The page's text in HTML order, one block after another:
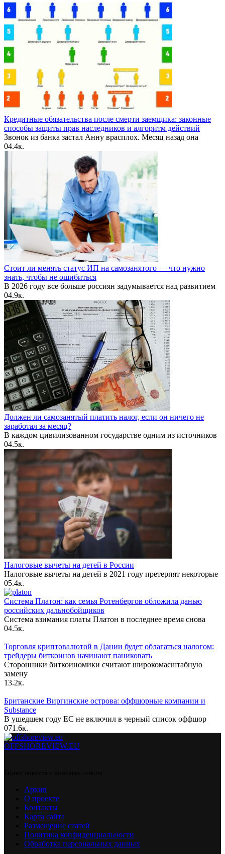
Кредитные обязательства после смерти заемщика: законные
способы защиты прав наследников и алгоритм действий
Звонок из банка застал Анну врасплох. Месяц назад она
04.4к.
Стоит ли менять статус ИП на самозанятого — что нужно
знать, чтобы не ошибиться
В 2026 году все больше россиян задумывается над развитием
04.9к.
Должен ли самозанятый платить налог, если он ничего не
заработал за месяц?
В каждом цивилизованном государстве одним из источников
04.5к.
Налоговые вычеты на детей в России
Налоговые вычеты на детей в 2021 году претерпят некоторые
05.4к.
Система Платон: как семья Ротенбергов обложила данью
российских дальнобойщиков
Система взимания платы Платон в последнее время снова
04.5к.
Торговля криптовалютой в Дании будет облагаться налогом:
трейдеры биткоинов начинают паниковать
Сторонники биткоиномики считают широкомасштабную
замену
13.2к.
Британские Виргинские острова: оффшорные компании и
Substance
В ушедшем году ЕС не включил в черный список оффшор
071.6к.
OFFSHOREVIEW.EU
Архив
О проекте
Контакты
Карта сайта
Размещение статей
Политика конфиденциальности
Обработка персональных данных